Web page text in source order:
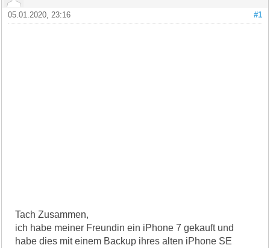
#1
05.01.2020, 23:16
Tach Zusammen,
ich habe meiner Freundin ein iPhone 7 gekauft und
habe dies mit einem Backup ihres alten iPhone SE